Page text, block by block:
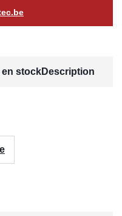
stockDescription